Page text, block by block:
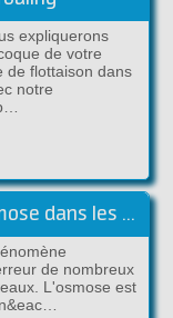
expliquerons
de votre
de flottaison dans
notre
Prévention et traitement de l'osmose dans les bateaux en polyester
de nombreux
L'osmose est